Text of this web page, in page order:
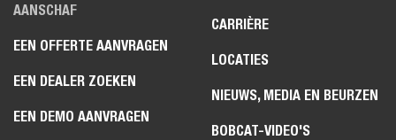
AANSCHAF
EEN OFFERTE AANVRAGEN
EEN DEALER ZOEKEN
EEN DEMO AANVRAGEN
CARRIÈRE
LOCATIES
NIEUWS, MEDIA EN BEURZEN
BOBCAT-VIDEO'S